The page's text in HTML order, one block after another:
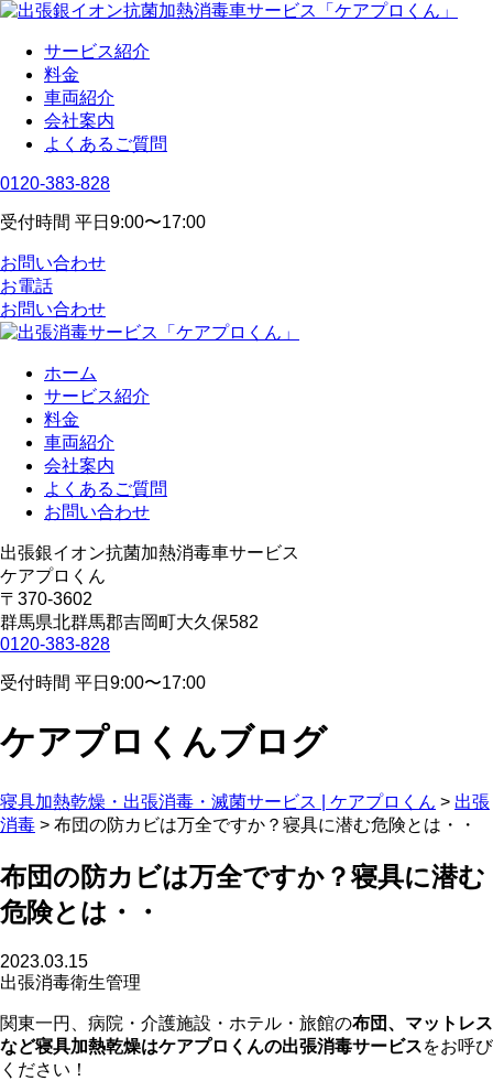
サービス紹介
料金
車両紹介
会社案内
よくあるご質問
0120-383-828
受付時間 平日9:00〜17:00
お問い合わせ
お電話
お問い合わせ
ホーム
サービス紹介
料金
車両紹介
会社案内
よくあるご質問
お問い合わせ
出張銀イオン抗菌加熱消毒車サービス
ケアプロくん
〒370-3602
群馬県北群馬郡吉岡町大久保582
0120-383-828
受付時間 平日9:00〜17:00
ケアプロくんブログ
寝具加熱乾燥・出張消毒・滅菌サービス | ケアプロくん > 出張
消毒 > 布団の防カビは万全ですか？寝具に潜む危険とは・・
布団の防カビは万全ですか？寝具に潜む
危険とは・・
2023.03.15
出張消毒衛生管理
関東一円、病院・介護施設・ホテル・旅館の布団、マットレス
など寝具加熱乾燥はケアプロくんの出張消毒サービスをお呼び
ください！